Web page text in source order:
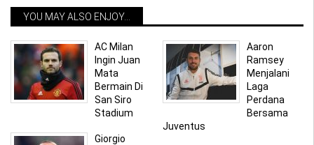
YOU MAY ALSO ENJOY...
AC Milan
Ingin Juan
Mata
Bermain Di
San Siro
Stadium
Aaron
Ramsey
Menjalani
Laga
Perdana
Bersama
Juventus
Giorgio